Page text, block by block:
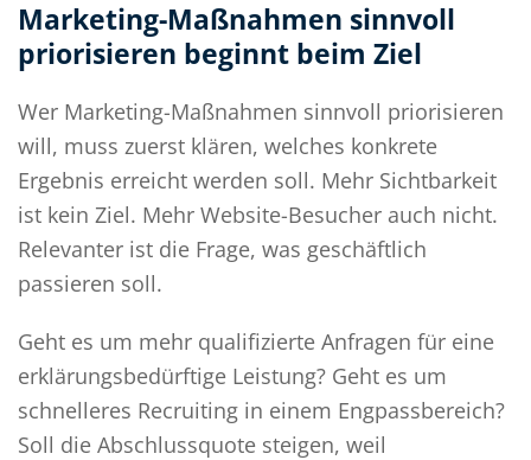
Marketing-Maßnahmen sinnvoll
priorisieren beginnt beim Ziel
Wer Marketing-Maßnahmen sinnvoll priorisieren
will, muss zuerst klären, welches konkrete
Ergebnis erreicht werden soll. Mehr Sichtbarkeit
ist kein Ziel. Mehr Website-Besucher auch nicht.
Relevanter ist die Frage, was geschäftlich
passieren soll.
Geht es um mehr qualifizierte Anfragen für eine
erklärungsbedürftige Leistung? Geht es um
schnelleres Recruiting in einem Engpassbereich?
Soll die Abschlussquote steigen, weil